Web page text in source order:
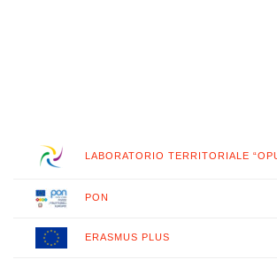
LABORATORIO TERRITORIALE
PON
ERASMUS PLUS